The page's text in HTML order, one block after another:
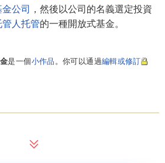
金公司
，然後以公司的名義選定投資
人 托管的一種開放式基金。
是一個小作品 。你可以通過編輯或修訂